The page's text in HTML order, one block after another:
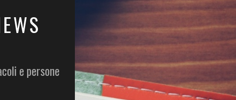
e persone